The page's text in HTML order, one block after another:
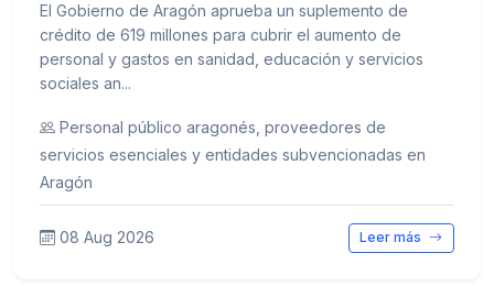
El Gobierno de Aragón aprueba un suplemento de
crédito de 619 millones para cubrir el aumento de
personal y gastos en sanidad, educación y servicios
sociales an...
Personal público aragonés, proveedores de
servicios esenciales y entidades subvencionadas en
Aragón
08 Aug 2026 Leer más